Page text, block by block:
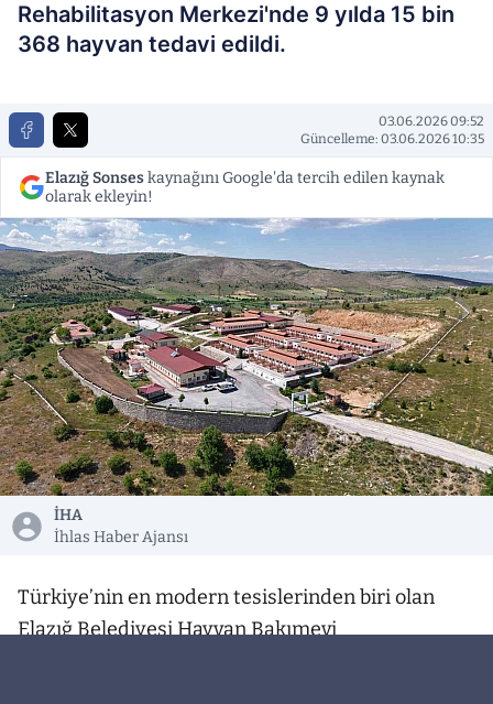
Rehabilitasyon Merkezi'nde 9 yılda 15 bin
368 hayvan tedavi edildi.
03.06.2026 09:52
Güncelleme: 03.06.2026 10:35
Elazığ Sonseskaynağını Google'da tercih edilen kaynak
olarak ekleyin!
İHA
İhlas Haber Ajansı
Türkiye’nin en modern tesislerinden biri olan
Elazığ Belediyesi Hayvan Bakımevi